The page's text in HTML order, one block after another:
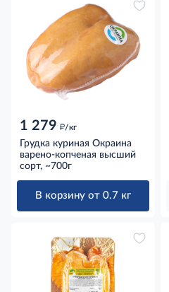
1 279 д/кг
Грудка куриная Окраина
варено-копченая высший
сорт, ~700г
В корзину от 0.7 кг